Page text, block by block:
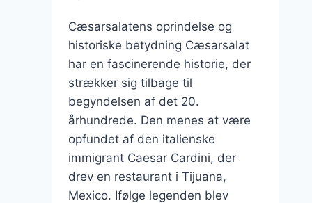
Cæsarsalatens oprindelse og
historiske betydning Cæsarsalat
har en fascinerende historie, der
strækker sig tilbage til
begyndelsen af det 20.
århundrede. Den menes at være
opfundet af den italienske
immigrant Caesar Cardini, der
drev en restaurant i Tijuana,
Mexico. Ifølge legenden blev